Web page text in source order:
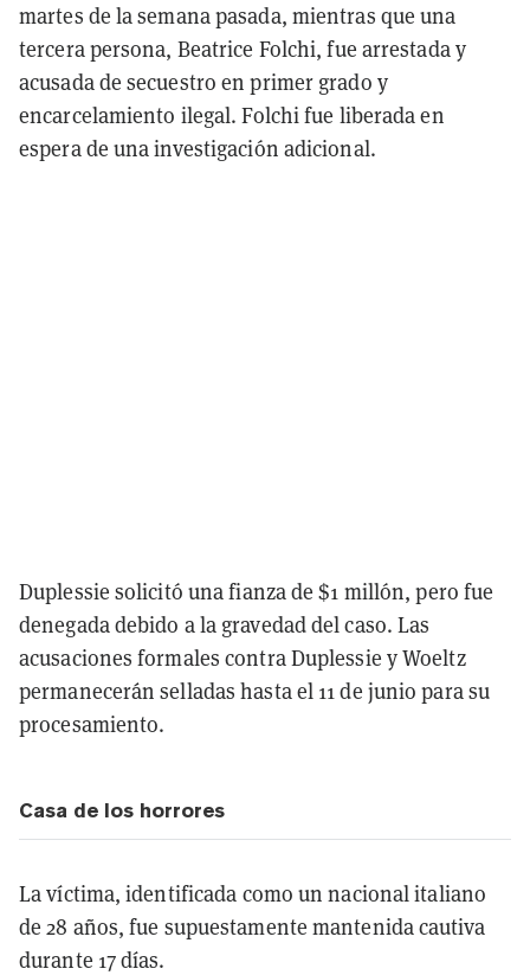
martes de la semana pasada, mientras que una
tercera persona, Beatrice Folchi, fue arrestada y
acusada de secuestro en primer grado y
encarcelamiento ilegal. Folchi fue liberada en
espera de una investigación adicional.
Duplessie solicitó una fianza de $1 millón, pero fue
denegada debido a la gravedad del caso. Las
acusaciones formales contra Duplessie y Woeltz
permanecerán selladas hasta el 11 de junio para su
procesamiento.
Casa de los horrores
La víctima, identificada como un nacional italiano
de 28 años, fue supuestamente mantenida cautiva
durante 17 días.